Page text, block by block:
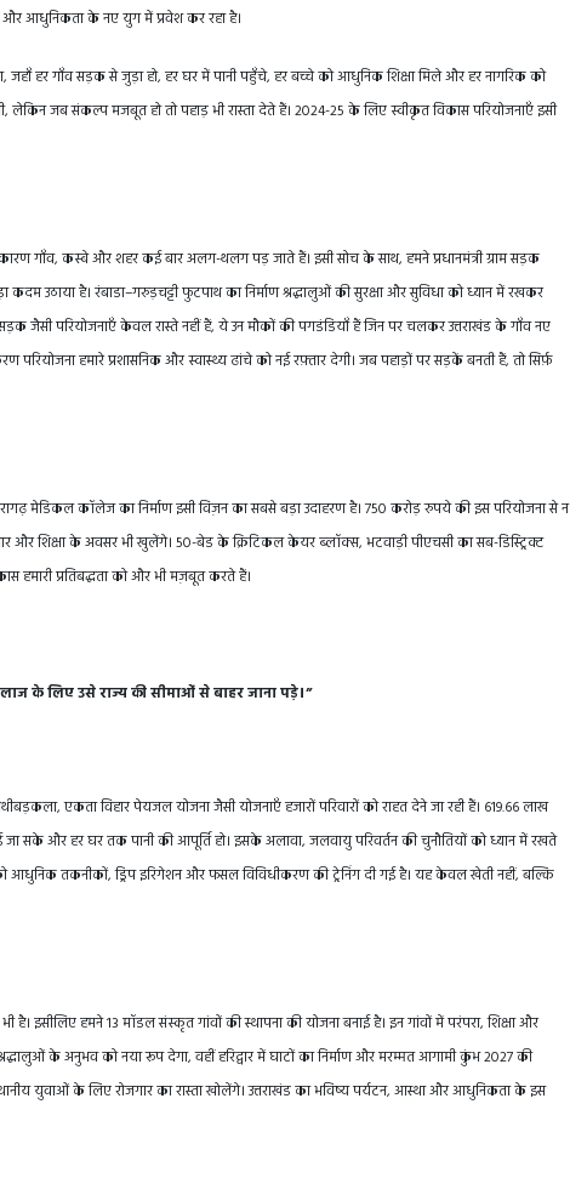
और आधुनिकता के नए युग में प्रवेश कर रहा है।
जहाँ हर गाँव सड़क से जुड़ा हो, हर घर में पानी पहुँचे, हर बच्चे को आधुनिक शिक्षा मिले और हर नागरिक को
लेकिन जब संकल्प मजबूत हो तो पहाड़ भी रास्ता देते हैं। 2024-25 के लिए स्वीकृत विकास परियोजनाएँ इसी
कारण गाँव, कस्बे और शहर कई बार अलग-थलग पड़ जाते हैं। इसी सोच के साथ, हमने प्रधानमंत्री ग्राम सड़क
उठाया है। रंबाडा–गरुड़चट्टी फुटपाथ का निर्माण श्रद्धालुओं की सुरक्षा और सुविधा को ध्यान में रखकर
जैसी परियोजनाएँ केवल रास्ते नहीं हैं, ये उन मौकों की पगडंडियाँ हैं जिन पर चलकर उत्तराखंड के गाँव नए
हमारे प्रशासनिक और स्वास्थ्य ढांचे को नई रफ़्तार देगी। जब पहाड़ों पर सड़कें बनती हैं, तो सिर्फ़
मेडिकल कॉलेज का निर्माण इसी विज़न का सबसे बड़ा उदाहरण है। 750 करोड़ रुपये की इस परियोजना से न
और शिक्षा के अवसर भी खुलेंगे। 50-बेड के क्रिटिकल केयर ब्लॉक्स, भटवाड़ी पीएचसी का सब-डिस्ट्रिक्ट
हमारी प्रतिबद्धता को और भी मज़बूत करते हैं।
के लिए उसे राज्य की सीमाओं से बाहर जाना पड़े।”
एकता विहार पेयजल योजना जैसी योजनाएँ हजारों परिवारों को राहत देने जा रही हैं। 619.66 लाख
सके और हर घर तक पानी की आपूर्ति हो। इसके अलावा, जलवायु परिवर्तन की चुनौतियों को ध्यान में रखते
तकनीकों, ड्रिप इरिगेशन और फसल विविधीकरण की ट्रेनिंग दी गई है। यह केवल खेती नहीं, बल्कि
है। इसीलिए हमने 13 मॉडल संस्कृत गांवों की स्थापना की योजना बनाई है। इन गांवों में परंपरा, शिक्षा और
के अनुभव को नया रूप देगा, वहीं हरिद्वार में घाटों का निर्माण और मरम्मत आगामी कुंभ 2027 की
युवाओं के लिए रोजगार का रास्ता खोलेंगे। उत्तराखंड का भविष्य पर्यटन, आस्था और आधुनिकता के इस